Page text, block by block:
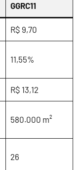
GGRC11
R$ 9,70
11,55%
R$ 13,12
580.000 m²
26